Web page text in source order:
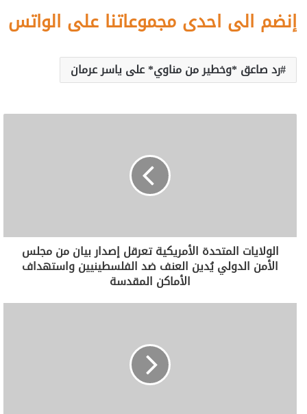
إنضم الى احدى مجموعاتنا على الواتس
رد صاعق *وخطير من مناوي* على ياسر عرمان
الولايات المتحدة الأمريكية تعرقل إصدار بيان من مجلس
الأمن الدولي يُدين العنف ضد الفلسطينيين واستهداف
الأماكن المقدسة